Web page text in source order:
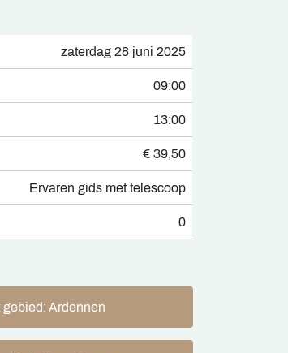
zaterdag 28 juni 2025
09:00
13:00
€ 39,50
Ervaren gids met telescoop
0
Ardennen